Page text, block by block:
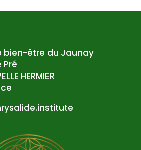
bien-être du Jaunay
Pré
HERMIER
etuti
tsni.
edila